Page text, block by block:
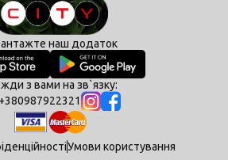
наш додаток
з вами на зв`язку:
+380987922321
Умови користування